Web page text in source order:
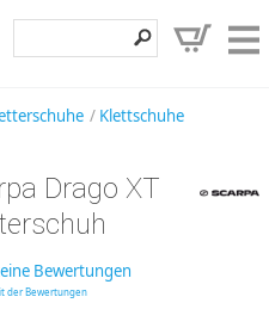
Klettershop
Entdecken
Klettschuhe
Drago XT
Bewertungen
der Bewertungen